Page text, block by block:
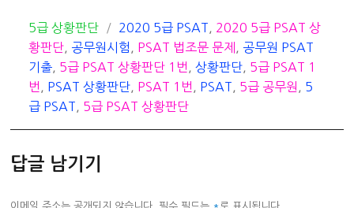
카
테
고
리
5급 상황판단
태
그
2020 5급 PSAT
2020 5급 PSAT 상
황판단
공무원시험 PSAT 법조문 문제
공무원 PSAT
기출
5급 PSAT 상황판단 1번 ,상황판단
5급 PSAT 1
번
PSAT 상황판단 PSAT 1번 PSAT 5급 공무원
5
급 PSAT
5급 PSAT 상황판단
답글 남기기
이메일 주소는 공개되지 않습니다. 필수 필드는 * 로 표시됩니다